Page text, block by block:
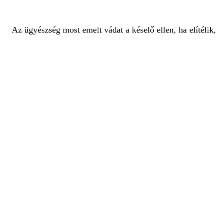
Az ügyészség most emelt vádat a késelő ellen, ha